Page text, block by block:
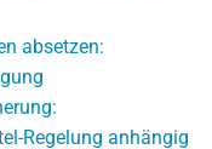
absetzen:
Regelung anhängig